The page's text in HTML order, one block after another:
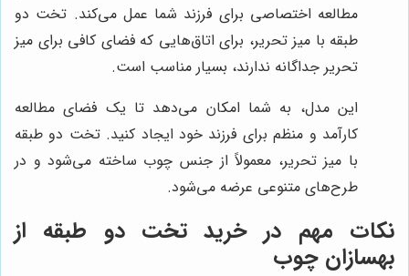
مطالعه اختصاصی برای فرزند شما عمل می‌کند. تخت دو
طبقه با میز تحریر، برای اتاق‌هایی که فضای کافی برای میز
تحریر جداگانه ندارند، بسیار مناسب است.
این مدل، به شما امکان می‌دهد تا یک فضای مطالعه
کارآمد و منظم برای فرزند خود ایجاد کنید. تخت دو طبقه
با میز تحریر، معمولاً از جنس چوب ساخته می‌شود و در
طرح‌های متنوعی عرضه می‌شود.
نکات مهم در خرید تخت دو طبقه از
بهسازان چوب